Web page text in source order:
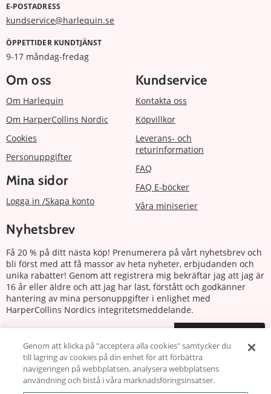
E-POSTADRESS
kundservice@harlequin.se
ÖPPETTIDER KUNDTJÄNST
9-17 måndag-fredag
Om oss
Om Harlequin
Om HarperCollins Nordic
Cookies
Personuppgifter
Mina sidor
Logga in /Skapa konto
Kundservice
Kontakta oss
Köpvillkor
Leverans- och
returinformation
FAQ
FAQ E-böcker
Våra miniserier
Nyhetsbrev
Få 20 % på ditt nästa köp! Prenumerera på vårt nyhetsbrev och
bli först med att få massor av heta nyheter, erbjudanden och
unika rabatter! Genom att registrera mig bekräftar jag att jag är
16 år eller äldre och att jag har läst, förstått och godkänner
hantering av mina personuppgifter i enlighet med
HarperCollins Nordics integritetsmeddelande.
Följ oss
Genom att klicka på "acceptera alla cookies" samtycker du
till lagring av cookies på din enhet för att förbättra
navigeringen på webbplatsen, analysera webbplatsens
användning och bistå i våra marknadsföringsinsatser.